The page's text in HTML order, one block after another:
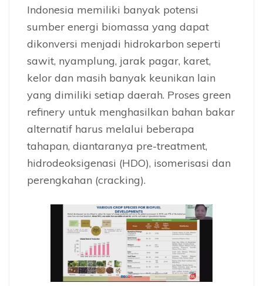
Indonesia memiliki banyak potensi
sumber energi biomassa yang dapat
dikonversi menjadi hidrokarbon seperti
sawit, nyamplung, jarak pagar, karet,
kelor dan masih banyak keunikan lain
yang dimiliki setiap daerah. Proses green
refinery untuk menghasilkan bahan bakar
alternatif harus melalui beberapa
tahapan, diantaranya pre-treatment,
hidrodeoksigenasi (HDO), isomerisasi dan
perengkahan (cracking).